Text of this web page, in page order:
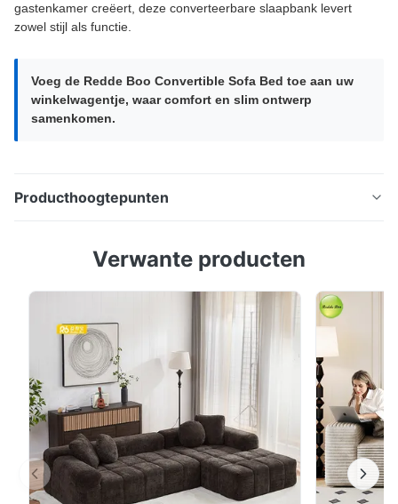
gastenkamer creëert, deze converteerbare slaapbank levert
zowel stijl als functie.
Voeg de Redde Boo Convertible Sofa Bed toe aan uw
winkelwagentje, waar comfort en slim ontwerp
samenkomen.
Producthoogtepunten
versterkt stalen frame en ingebouwde opbergruimte.
perfect voor kleine ruimtes, appartementen en
gastenkamers.
Verwante producten